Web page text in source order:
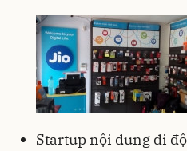
Startup nội dung di